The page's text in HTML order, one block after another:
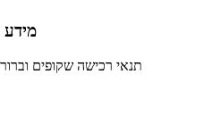
מידע
תנאי רכישה שקופים